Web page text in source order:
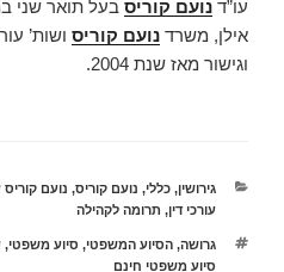
עו”ד נועם קוריס בעל תואר שני
אילן, משרד נועם קוריס ושות’
וגישור מאז שנת 2004.
קטגוריות
גירושין,כללי, נועם קוריס, נועם קוריס
עורכי דין, תרומה לקהילה
תגיות
גרושה,הסיוע המשפטי, סיוע משפטי,
סיוע משפטי חינם